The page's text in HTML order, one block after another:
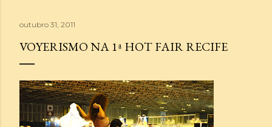
outubro 31, 2011
VOYERISMO NA 1ª HOT FAIR RECIFE